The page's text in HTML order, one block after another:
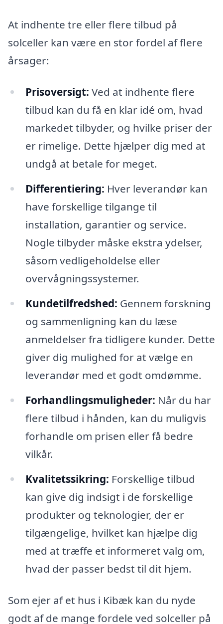
At indhente tre eller flere tilbud på
solceller kan være en stor fordel af flere
årsager:
Prisoversigt: Ved at indhente flere
tilbud kan du få en klar idé om, hvad
markedet tilbyder, og hvilke priser der
er rimelige. Dette hjælper dig med at
undgå at betale for meget.
Differentiering: Hver leverandør kan
have forskellige tilgange til
installation, garantier og service.
Nogle tilbyder måske ekstra ydelser,
såsom vedligeholdelse eller
overvågningssystemer.
Kundetilfredshed: Gennem forskning
og sammenligning kan du læse
anmeldelser fra tidligere kunder. Dette
giver dig mulighed for at vælge en
leverandør med et godt omdømme.
Forhandlingsmuligheder: Når du har
flere tilbud i hånden, kan du muligvis
forhandle om prisen eller få bedre
vilkår.
Kvalitetssikring: Forskellige tilbud
kan give dig indsigt i de forskellige
produkter og teknologier, der er
tilgængelige, hvilket kan hjælpe dig
med at træffe et informeret valg om,
hvad der passer bedst til dit hjem.
Som ejer af et hus i Kibæk kan du nyde
godt af de mange fordele ved solceller på